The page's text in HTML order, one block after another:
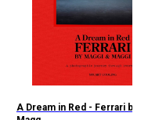
A Dream in Red - Ferrari by